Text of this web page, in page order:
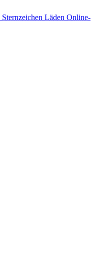
Sternzeichen Läden Online-